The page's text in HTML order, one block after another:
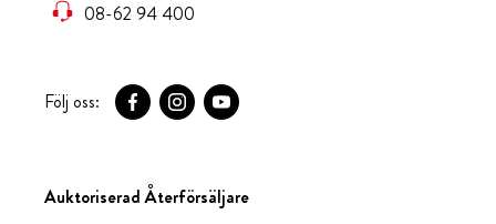
08-62 94 400
Följ oss:
Auktoriserad Återförsäljare